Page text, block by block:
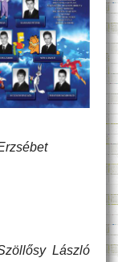
László